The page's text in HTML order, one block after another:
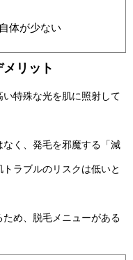
体が少ない
リット
特殊な光を肌に照射して
く、発毛を邪魔する「減
ラブルのリスクは低いと
め、脱毛メニューがある